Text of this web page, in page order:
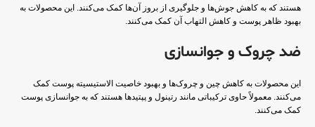
هستند که به کاهش جوش‌ها و جلوگیری از بروز آن‌ها کمک می‌کنند. این محصولات به
بهبود ظاهر پوست و کاهش التهاب آن کمک می‌کنند.
ضد چروک و جوانسازی
این محصولات به کاهش چین و چروک‌ها و بهبود خاصیت الاستیسیته پوست کمک
می‌کنند. معمولاً حاوی ترکیباتی مانند رتینول و پپتیدها هستند که به جوانسازی پوست
کمک می‌کنند.